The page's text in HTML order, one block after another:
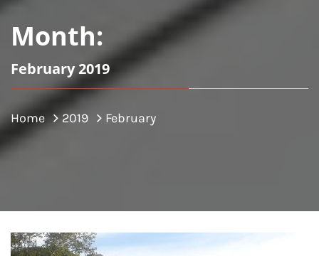
Month:
February 2019
Home 2019 February